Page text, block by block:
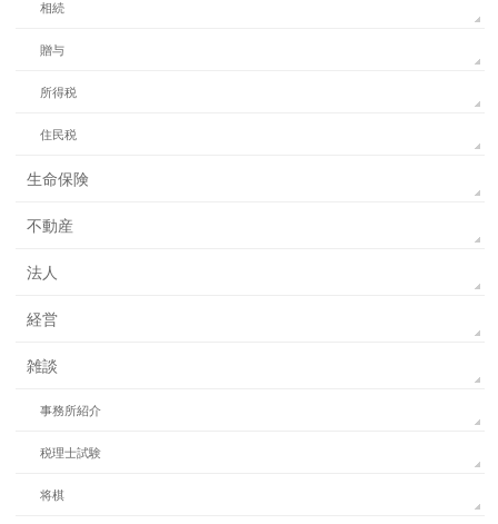
相続
贈与
所得税
住民税
生命保険
不動産
法人
経営
雑談
事務所紹介
税理士試験
将棋